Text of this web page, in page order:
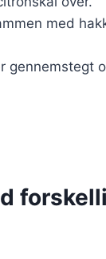
med
gennemstegt